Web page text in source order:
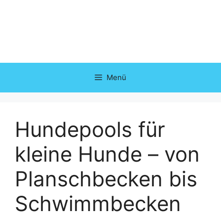
Menü
Hundepools für
kleine Hunde – von
Planschbecken bis
Schwimmbecken